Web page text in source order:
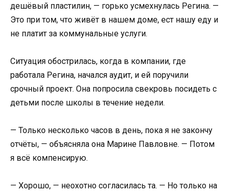
дешёвый пластилин, — горько усмехнулась Регина. —
Это при том, что живёт в нашем доме, ест нашу еду и
не платит за коммунальные услуги.
Ситуация обострилась, когда в компании, где
работала Регина, начался аудит, и ей поручили
срочный проект. Она попросила свекровь посидеть с
детьми после школы в течение недели.
— Только несколько часов в день, пока я не закончу
отчёты, — объясняла она Марине Павловне. — Потом
я всё компенсирую.
— Хорошо, — неохотно согласилась та. — Но только на